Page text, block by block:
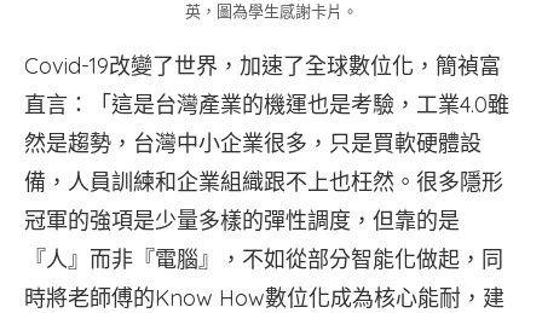
英，圖為學生感謝卡片。
Covid-19改變了世界，加速了全球數位化，簡禎富
直言：「這是台灣產業的機運也是考驗，工業4.0雖
然是趨勢，台灣中小企業很多，只是買軟硬體設
備，人員訓練和企業組織跟不上也枉然。很多隱形
冠軍的強項是少量多樣的彈性調度，但靠的是
『人』而非『電腦』，不如從部分智能化做起，同
時將老師傅的Know How數位化成為核心能耐，建